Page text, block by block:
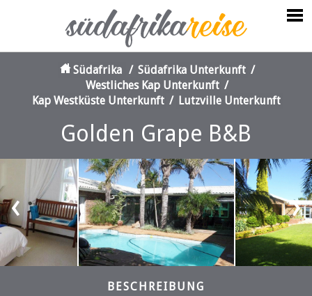
Südafrika / Südafrika Unterkunft /
Westliches Kap Unterkunft /
Kap Westküste Unterkunft / Lutzville Unterkunft
Golden Grape B&B
‹ ›
BESCHREIBUNG